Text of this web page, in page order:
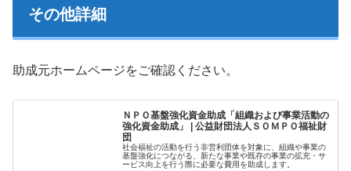
その他詳細
助成元ホームページをご確認ください。
ＮＰＯ基盤強化資金助成「組織および事業活動の
強化資金助成」 | 公益財団法人ＳＯＭＰＯ福祉財
団
社会福祉の活動を行う非営利団体を対象に、組織や事業の
基盤強化につながる、新たな事業や既存の事業の拡充・サ
ービス向上を行う際に必要な費用を助成します。